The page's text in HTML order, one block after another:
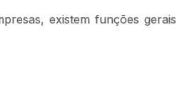
existem funções gerais